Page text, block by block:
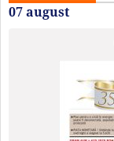
07 august